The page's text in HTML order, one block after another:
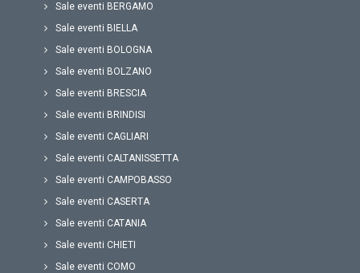
Sale eventi BERGAMO
Sale eventi BIELLA
Sale eventi BOLOGNA
Sale eventi BOLZANO
Sale eventi BRESCIA
Sale eventi BRINDISI
Sale eventi CAGLIARI
Sale eventi CALTANISSETTA
Sale eventi CAMPOBASSO
Sale eventi CASERTA
Sale eventi CATANIA
Sale eventi CHIETI
Sale eventi COMO